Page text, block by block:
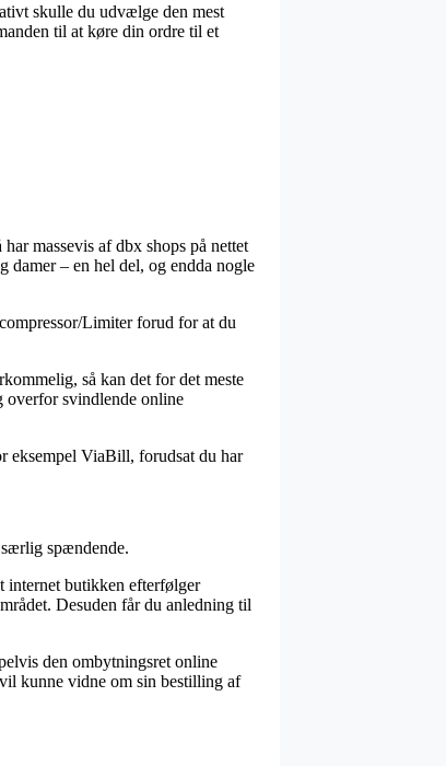
skulle du udvælge den mest
til at køre din ordre til et
massevis af dbx shops på nettet
damer – en hel del, og endda nogle
Limiter forud for at du
så kan det for det meste
overfor svindlende online
eksempel ViaBill, forudsat du har
spændende.
internet butikken efterfølger
Desuden får du anledning til
den ombytningsret online
kunne vidne om sin bestilling af